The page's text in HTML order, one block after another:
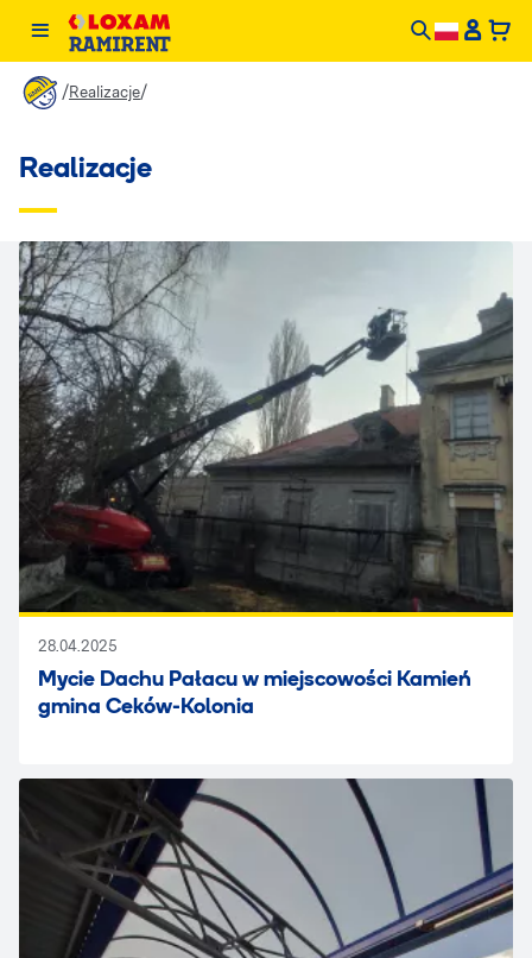
/Realizacje/
Realizacje
28.04.2025
Mycie Dachu Pałacu w miejscowości Kamień
gmina Ceków-Kolonia